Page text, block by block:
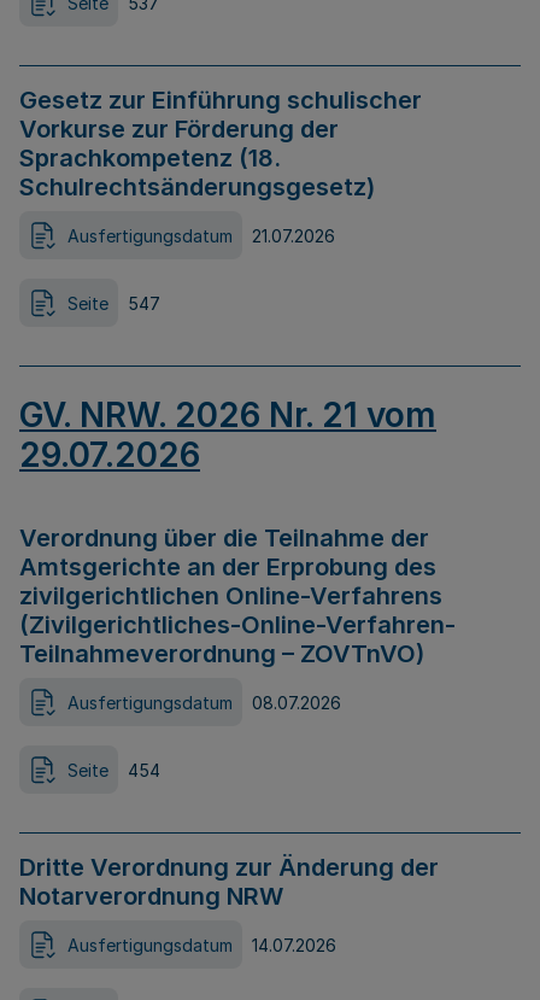
Gesetz zur Einführung schulischer
Vorkurse zur Förderung der
Sprachkompetenz (18.
Schulrechtsänderungsgesetz)
Ausfertigungsdatum 21.07.2026
Seite 547
GV. NRW. 2026 Nr. 21 vom
29.07.2026
Verordnung über die Teilnahme der
Amtsgerichte an der Erprobung des
zivilgerichtlichen Online-Verfahrens
(Zivilgerichtliches-Online-Verfahren-
Teilnahmeverordnung – ZOVTnVO)
Ausfertigungsdatum 08.07.2026
Seite 454
Dritte Verordnung zur Änderung der
Notarverordnung NRW
Ausfertigungsdatum 14.07.2026